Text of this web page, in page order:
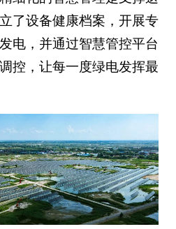
了设备健康档案，开展专
电，并通过智慧管控平台
控，让每一度绿电发挥最